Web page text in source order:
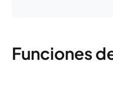
Funciones